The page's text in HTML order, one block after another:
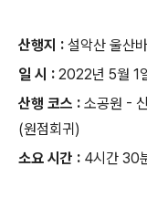
산행지 : 설악산 울산
일 시 : 2022년 5월 1
산행 코스 : 소공원 -
(원점회귀)
소요 시간 : 4시간 30